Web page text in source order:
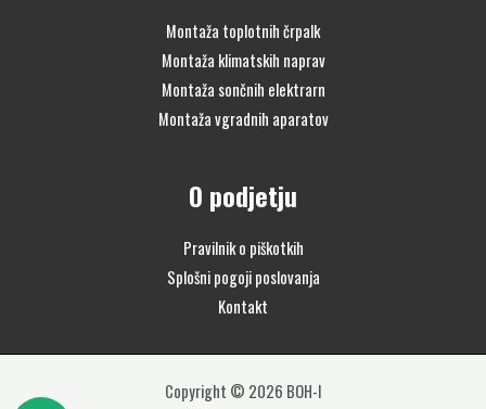
Montaža toplotnih črpalk
Montaža klimatskih naprav
Montaža sončnih elektrarn
Montaža vgradnih aparatov
O podjetju
Pravilnik o piškotkih
Splošni pogoji poslovanja
Kontakt
Copyright © 2026 BOH-I